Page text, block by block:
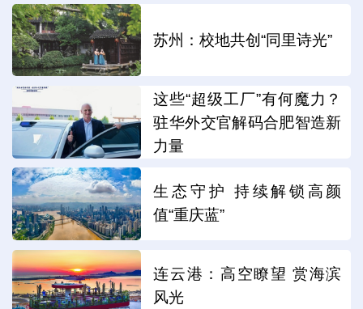
苏州：校地共创“同里诗光”
这些“超级工厂”有何魔力？
驻华外交官解码合肥智造新
力量
生态守护 持续解锁高颜
值“重庆蓝”
连云港：高空瞭望 赏海滨
风光